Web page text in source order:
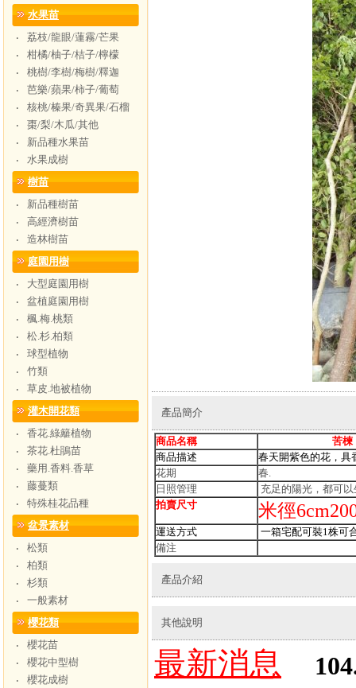
水果苗
‧
荔枝/龍眼/蓮霧/芒果
‧
柑橘/柚子/桔子/檸檬
‧
桃樹/李樹/梅樹/釋迦
‧
芭樂/蘋果/柿子/葡萄
‧
核桃/榛果/奇異果/石榴
‧
棗/梨/木瓜/其他
‧
新品種水果苗
‧
水果成樹
樹苗
‧
新品種樹苗
‧
高經濟樹苗
‧
造林樹苗
庭園用樹
‧
大型庭園用樹
‧
盆植庭園用樹
‧
楓.梅.桃類
‧
松.杉.柏類
‧
球型植物
‧
竹類
‧
草皮.地被植物
灌木開花類
‧
香花.綠籬植物
‧
茶花.杜鵑苗
‧
藥用.香料.香草
‧
藤蔓類
‧
特殊桂花品種
盆景素材
‧
松類
‧
柏類
‧
杉類
‧
一般素材
櫻花類
‧
櫻花苗
‧
櫻花中型樹
‧
櫻花成樹
產品簡介
商品名稱
苦楝
商品描述
春天開紫色的花，具
花期
春.
日照管理
充足的陽光，都可
拍賣尺寸
米徑
運送方式
一箱宅配可裝1株可
備注
產品介紹
其他說明
最新消息